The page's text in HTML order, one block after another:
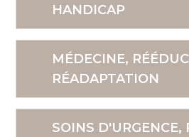
HANDICAP
MÉDECINE,
RÉADAPTATION
SOINS D'URGENCE,